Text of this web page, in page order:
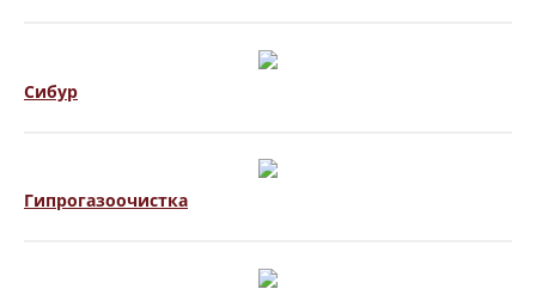
Сибур
Гипрогазоочистка